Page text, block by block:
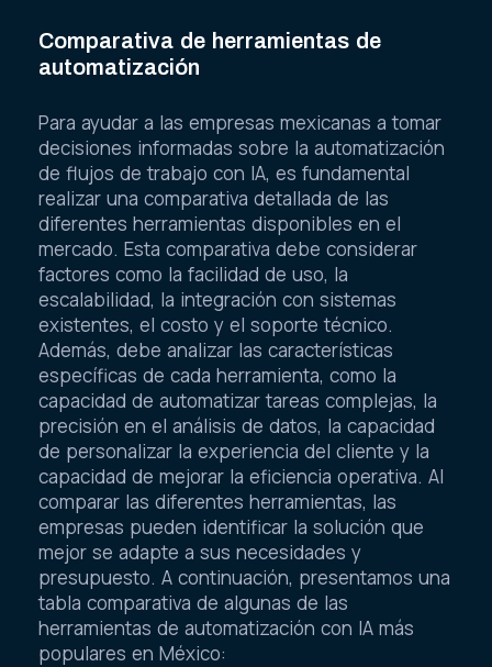
Comparativa de herramientas de
automatización
Para ayudar a las empresas mexicanas a tomar
decisiones informadas sobre la automatización
de flujos de trabajo con IA, es fundamental
realizar una comparativa detallada de las
diferentes herramientas disponibles en el
mercado. Esta comparativa debe considerar
factores como la facilidad de uso, la
escalabilidad, la integración con sistemas
existentes, el costo y el soporte técnico.
Además, debe analizar las características
específicas de cada herramienta, como la
capacidad de automatizar tareas complejas, la
precisión en el análisis de datos, la capacidad
de personalizar la experiencia del cliente y la
capacidad de mejorar la eficiencia operativa. Al
comparar las diferentes herramientas, las
empresas pueden identificar la solución que
mejor se adapte a sus necesidades y
presupuesto. A continuación, presentamos una
tabla comparativa de algunas de las
herramientas de automatización con IA más
populares en México: